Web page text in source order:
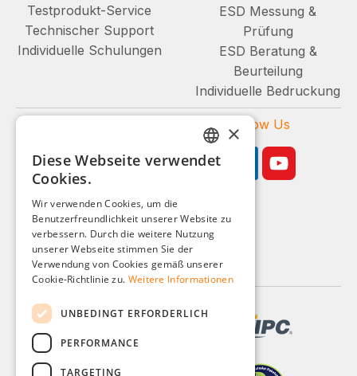
Testprodukt-Service
Technischer Support
Individuelle Schulungen
ESD Messung &
Prüfung
ESD Beratung &
Beurteilung
Individuelle Bedruckung
Follow Us
Geschäftskunden-Shop
Alle Preise zzgl. MwSt.
GERMAN
FRENCH
DUTCH
×
Diese Webseite verwendet
Cookies.
Wir verwenden Cookies, um die
Benutzerfreundlichkeit unserer Website zu
verbessern. Durch die weitere Nutzung
unserer Webseite stimmen Sie der
Verwendung von Cookies gemäß unserer
Cookie-Richtlinie zu. Weitere Informationen
UNBEDINGT ERFORDERLICH
PERFORMANCE
TARGETING